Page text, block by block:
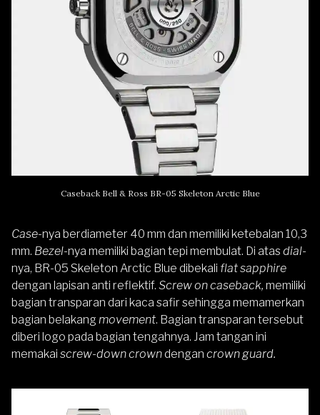
Caseback Bell & Ross BR-05 Skeleton Arctic Blue
Case-nya berdiameter 40 mm dan memiliki ketebalan 10,3
mm. Bezel-nya memiliki bagian tepi membulat. Di atasdial-
nya, BR-05 Skeleton Arctic Blue dibekali flatsapphire
dengan lapisan anti reflektif. Screw on caseback, memiliki
bagian transparan dari kaca safir sehingga memamerkan
bagian belakang movement. Bagian transparan tersebut
diberi logo pada bagian tengahnya. Jam tangan ini
memakai screw-down crowndengan crown guard.